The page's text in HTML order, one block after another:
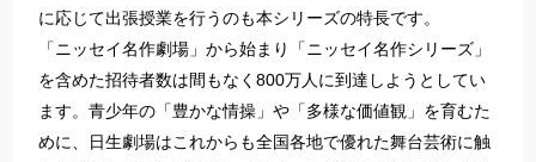
に応じて出張授業を行うのも本シリーズの特長です。
「ニッセイ名作劇場」から始まり「ニッセイ名作シリーズ」
を含めた招待者数は間もなく800万人に到達しようとしてい
ます。青少年の「豊かな情操」や「多様な価値観」を育むた
めに、日生劇場はこれからも全国各地で優れた舞台芸術に触